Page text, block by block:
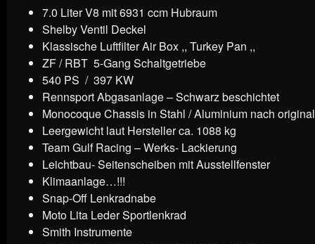
7.0 Liter V8 mit 6931 ccm Hubraum
Shelby Ventil Deckel
Klassische Luftfilter Air Box ,, Turkey Pan ,,
ZF / RBT 5-Gang Schaltgetriebe
540 PS / 397 KW
Rennsport Abgasanlage – Schwarz beschichtet
Monocoque Chassis in Stahl / Aluminium nach
Leergewicht laut Hersteller ca. 1088 kg
Team Gulf Racing – Werks- Lackierung
Leichtbau- Seitenscheiben mit Ausstellfenster
Klimaanlage…!!!
Snap-Off Lenkradnabe
Moto Lita Leder Sportlenkrad
Smith Instrumente